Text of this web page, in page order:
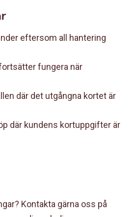
eftersom all hantering
fungera när
där det utgångna kortet är
där kundens kortuppgifter är
Kontakta gärna oss på